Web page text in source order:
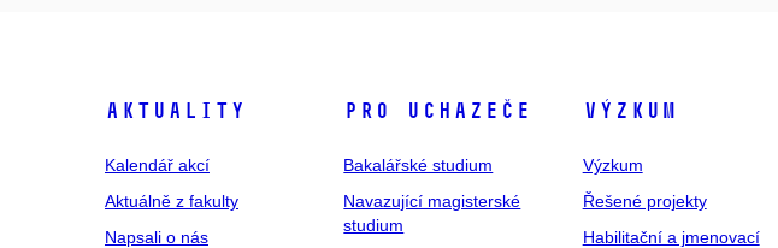
Aktuality
Kalendář akcí
Aktuálně z fakulty
Napsali o nás
Pro uchazeče
Bakalářské studium
Navazující magisterské
studium
Výzkum
Výzkum
Řešené projekty
Habilitační a jmenovací